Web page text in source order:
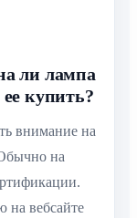
ли лампа
купить?
внимание на
на
вебсайте